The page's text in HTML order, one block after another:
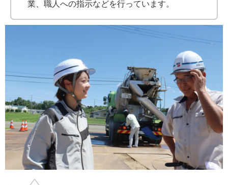
業、職人への指示などを行っています。